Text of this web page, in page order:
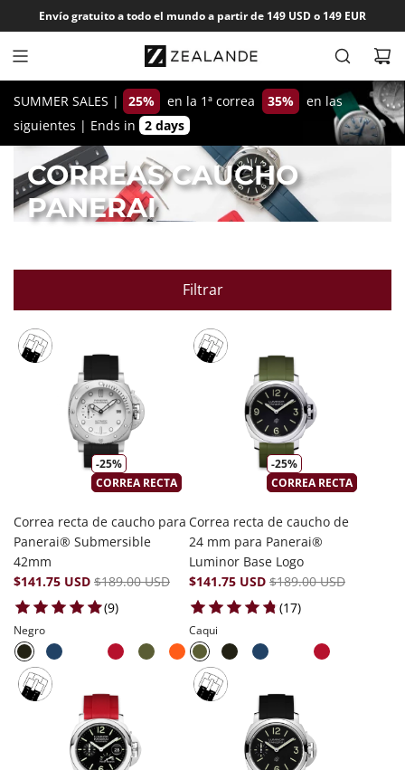
a
t
a
Envío gratuito a todo el mundo a partir de 149 USD o 149 EUR
SUMMER SALES | 25% en la 1ª correa 35%
en las
siguientes | Ends in 2 days
CORREAS CAUCHO
PANERAI
Filtrar
-25%
CORREA RECTA
Correa recta de caucho para
Panerai® Submersible
42mm
$141.75 USD $189.00 USD
(9)9 total reviews
Negro
-25%
CORREA RECTA
Correa recta de caucho de
24 mm para Panerai®
Luminor Base Logo
$141.75 USD $189.00 USD
(17)17 total reviews
Caqui